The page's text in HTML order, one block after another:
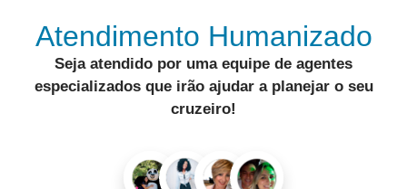
Atendimento Humanizado
Seja atendido por uma equipe de agentes
especializadosque irão ajudar a planejar o seu
cruzeiro!